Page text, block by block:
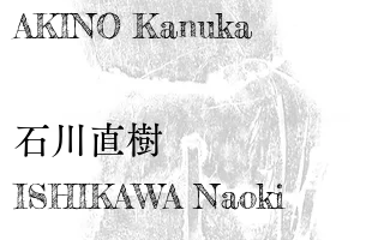
AKINO Kanuka
石川直樹
ISHIKAWA Naoki